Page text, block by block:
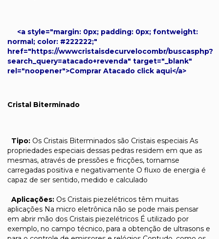
<a style="margin: 0px; padding: 0px; fontweight:
normal; color: #222222;"
href="https://wwwcristaisdecurvelocombr/buscasphp?
search_query=atacado+revenda" target="_blank"
rel="noopener">Comprar Atacado click aqui</a>
Cristal Biterminado
Tipo: Os Cristais Biterminados são Cristais especiais As
propriedades especiais dessas pedras residem em que as
mesmas, através de pressões e fricções, tornamse
carregadas positiva e negativamente O fluxo de energia é
capaz de ser sentido, medido e calculado
Aplicações: Os Cristais piezelétricos têm muitas
aplicações Na micro eletrônica não se pode mais pensar
em abrir mão dos Cristais piezelétricos É utilizado por
exemplo, no campo técnico, para a obtenção de ultrasons e